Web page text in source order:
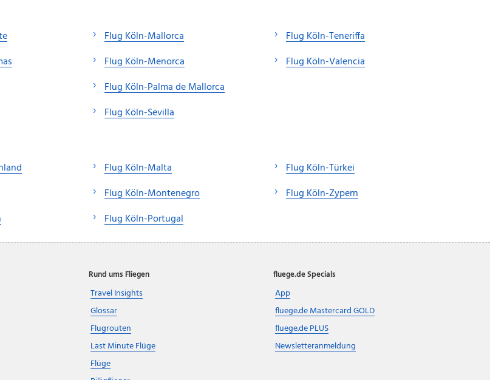
Flug Köln-Mallorca
Flug Köln-Menorca
Flug Köln-Palma de Mallorca
Flug Köln-Sevilla
Flug Köln-Teneriffa
Flug Köln-Valencia
Flug Köln-Malta
Flug Köln-Montenegro
Flug Köln-Portugal
Flug Köln-Türkei
Flug Köln-Zypern